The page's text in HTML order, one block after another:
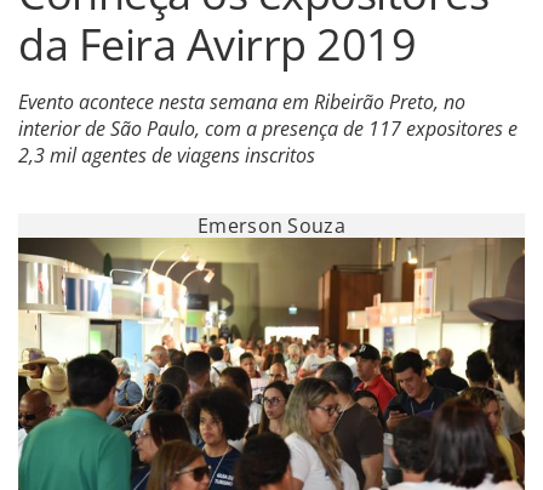
da Feira Avirrp 2019
Evento acontece nesta semana em Ribeirão Preto, no
interior de São Paulo, com a presença de 117 expositores e
2,3 mil agentes de viagens inscritos
Emerson Souza